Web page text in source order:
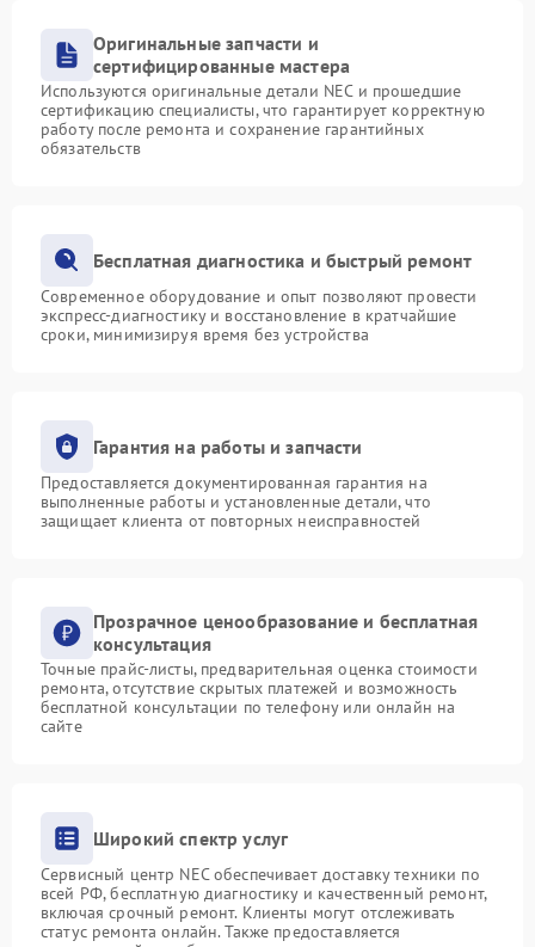
Оригинальные запчасти и
сертифицированные мастера
Используются оригинальные детали NEC и прошедшие
сертификацию специалисты, что гарантирует корректную
работу после ремонта и сохранение гарантийных
обязательств
Бесплатная диагностика и быстрый ремонт
Современное оборудование и опыт позволяют провести
экспресс-диагностику и восстановление в кратчайшие
сроки, минимизируя время без устройства
Гарантия на работы и запчасти
Предоставляется документированная гарантия на
выполненные работы и установленные детали, что
защищает клиента от повторных неисправностей
Прозрачное ценообразование и бесплатная
консультация
Точные прайс-листы, предварительная оценка стоимости
ремонта, отсутствие скрытых платежей и возможность
бесплатной консультации по телефону или онлайн на
сайте
Широкий спектр услуг
Сервисный центр NEC обеспечивает доставку техники по
всей РФ, бесплатную диагностику и качественный ремонт,
включая срочный ремонт. Клиенты могут отслеживать
статус ремонта онлайн. Также предоставляется